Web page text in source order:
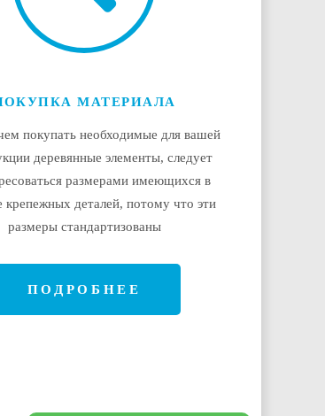
МАТЕРИАЛА
покупать необходимые для вашей
деревянные элементы, следует
размерами имеющихся в
крепежных деталей, потому что эти
размеры стандартизованы
ПОДРОБНЕЕ